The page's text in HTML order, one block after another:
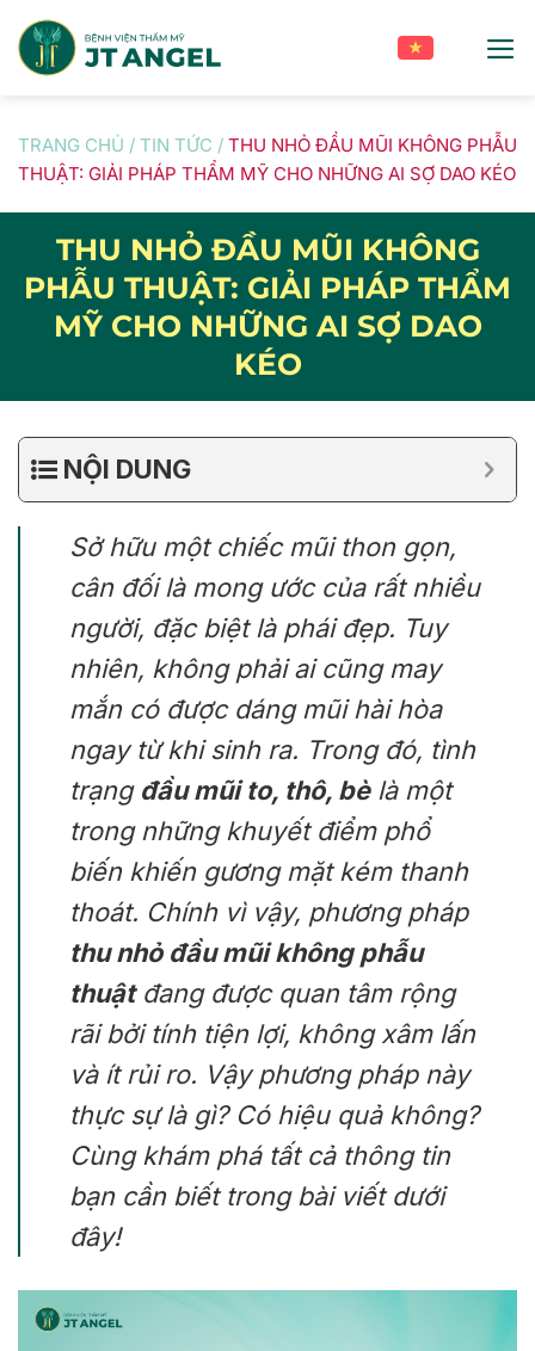
content
TRANG CHỦ / TIN TỨC / THU NHỎ ĐẦU MŨI KHÔNG PHẪU
THUẬT: GIẢI PHÁP THẨM MỸ CHO NHỮNG AI SỢ DAO KÉO
THU NHỎ ĐẦU MŨI KHÔNG
PHẪU THUẬT: GIẢI PHÁP THẨM
MỸ CHO NHỮNG AI SỢ DAO
KÉO
NỘI DUNG
Sở hữu một chiếc mũi thon gọn,
cân đối là mong ước của rất nhiều
người, đặc biệt là phái đẹp. Tuy
nhiên, không phải ai cũng may
mắn có được dáng mũi hài hòa
ngay từ khi sinh ra. Trong đó, tình
trạng đầu mũi to, thô, bèlà một
trong những khuyết điểm phổ
biến khiến gương mặt kém thanh
thoát. Chính vì vậy, phương pháp
thu nhỏ đầu mũi không phẫu
thuậtđang được quan tâm rộng
rãi bởi tính tiện lợi, không xâm lấn
và ít rủi ro. Vậy phương pháp này
thực sự là gì? Có hiệu quả không?
Cùng khám phá tất cả thông tin
bạn cần biết trong bài viết dưới
đây!